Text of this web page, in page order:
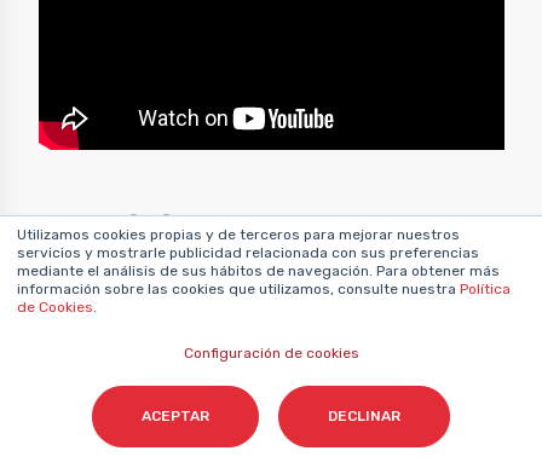
Utilizamos cookies propias y de terceros para mejorar nuestros
servicios y mostrarle publicidad relacionada con sus preferencias
mediante el análisis de sus hábitos de navegación. Para obtener más
información sobre las cookies que utilizamos, consulte nuestra Política
de Cookies.
Configuración de cookies
ACEPTAR DECLINAR
Publicidad en redes
sociales
Es la que más se diferencia del resto por el
tener una
interacción más directa y
personalizada
con los usuarios. Además,